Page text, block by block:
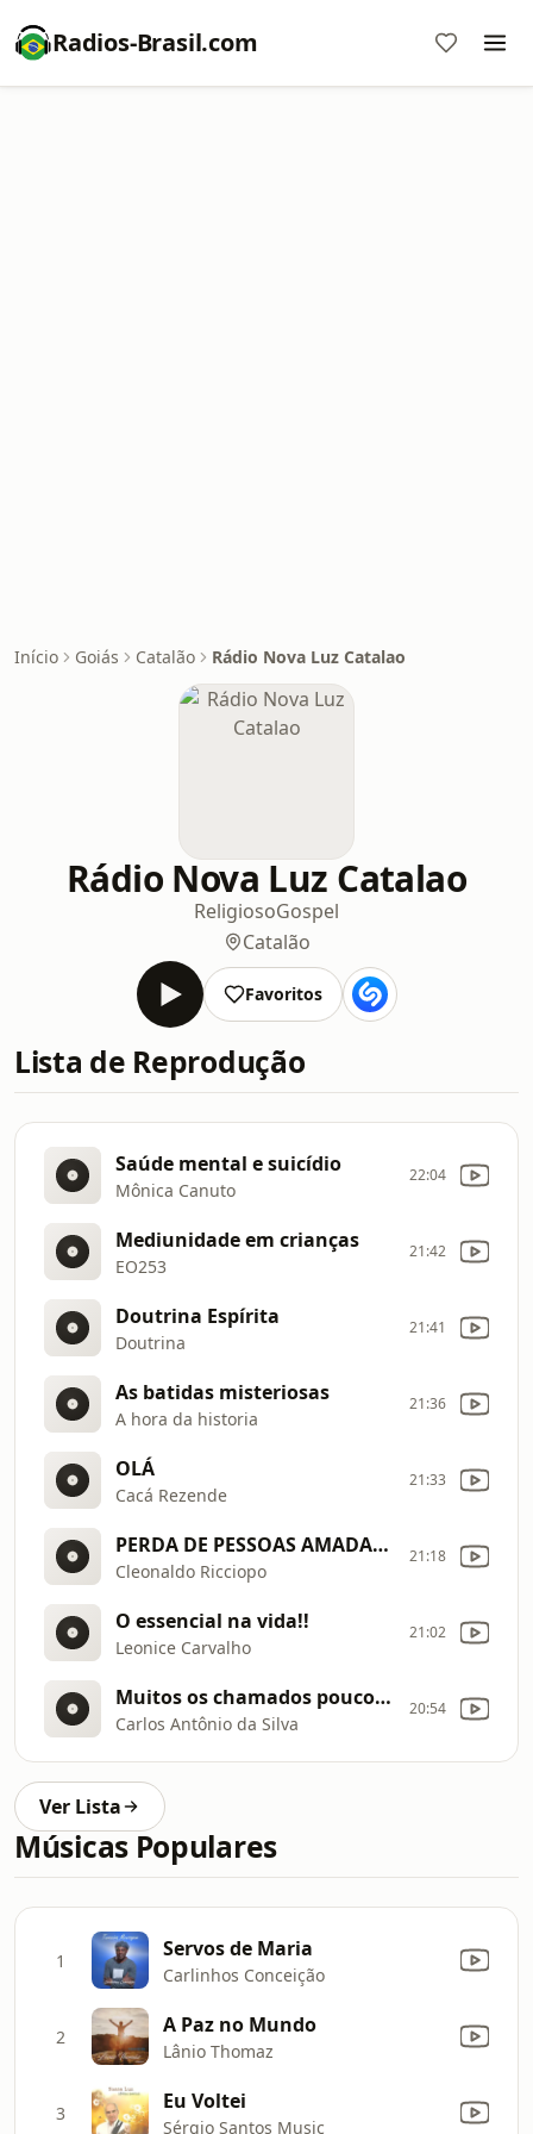
Radios-Brasil.com
Início Goiás Catalão Rádio Nova Luz Catalao
Rádio Nova Luz Catalao
ReligiosoGospel
Catalão
Favoritos
Lista de Reprodução
Saúde mental e suicídio
Mônica Canuto
22:04
Mediunidade em crianças
EO253
21:42
Doutrina Espírita
Doutrina
21:41
As batidas misteriosas
A hora da historia
21:36
OLÁ
Cacá Rezende
21:33
PERDA DE PESSOAS AMADAS (reflexão)
Cleonaldo Ricciopo
21:18
O essencial na vida!!
Leonice Carvalho
21:02
Muitos os chamados poucos os escolhidos
Carlos Antônio da Silva
20:54
Ver Lista
Músicas Populares
1 Servos de Maria
Carlinhos Conceição
2 A Paz no Mundo
Lânio Thomaz
3 Eu Voltei
Sérgio Santos Music